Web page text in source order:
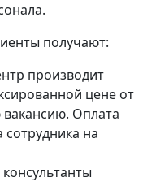
получают:
производит
цене от
вакансию. Оплата
на